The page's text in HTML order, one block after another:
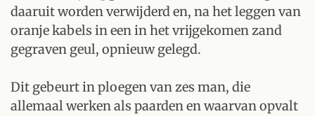
daaruit worden verwijderd en, na het leggen van
oranje kabels in een in het vrijgekomen zand
gegraven geul, opnieuw gelegd.
Dit gebeurt in ploegen van zes man, die
allemaal werken als paarden en waarvan opvalt